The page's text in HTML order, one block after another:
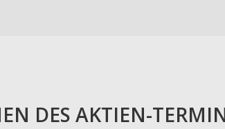
DES AKTIEN-